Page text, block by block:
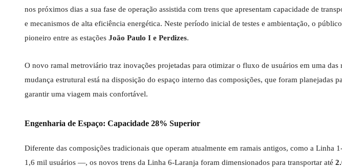
nos próximos dias a sua fase de operação assistida com trens que apresentam capacidade de
e mecanismos de alta eficiência energética. Neste período inicial de testes e ambientação, o
pioneiro entre as estações João Paulo I e Perdizes.
O novo ramal metroviário traz inovações projetadas para otimizar o fluxo de usuários em uma das
mudança estrutural está na disposição do espaço interno das composições, que foram planejadas
garantir uma viagem mais confortável.
Engenharia de Espaço: Capacidade 28% Superior
Diferente das composições tradicionais que operam atualmente em ramais antigos, como a
1,6 mil usuários —, os novos trens da Linha 6-Laranja foram dimensionados para transportar até